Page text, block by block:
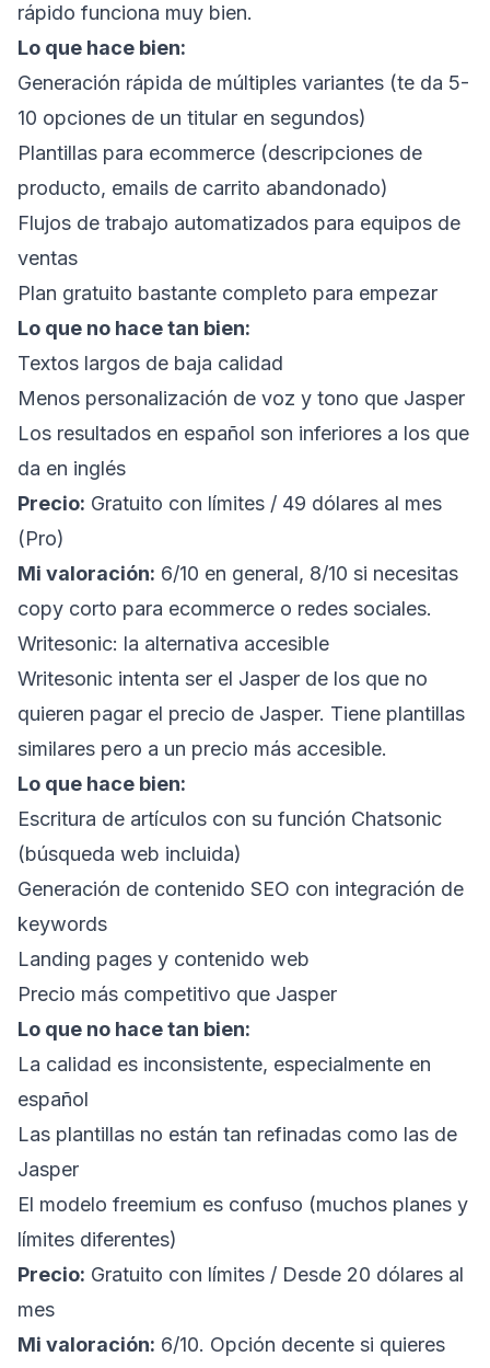
rápido funciona muy bien.
Lo que hace bien:
Generación rápida de múltiples variantes (te da 5-
10 opciones de un titular en segundos)
Plantillas para ecommerce (descripciones de
producto, emails de carrito abandonado)
Flujos de trabajo automatizados para equipos de
ventas
Plan gratuito bastante completo para empezar
Lo que no hace tan bien:
Textos largos de baja calidad
Menos personalización de voz y tono que Jasper
Los resultados en español son inferiores a los que
da en inglés
Precio: Gratuito con límites / 49 dólares al mes
(Pro)
Mi valoración: 6/10 en general, 8/10 si necesitas
copy corto para ecommerce o redes sociales.
Writesonic: la alternativa accesible
Writesonic intenta ser el Jasper de los que no
quieren pagar el precio de Jasper. Tiene plantillas
similares pero a un precio más accesible.
Lo que hace bien:
Escritura de artículos con su función Chatsonic
(búsqueda web incluida)
Generación de contenido SEO con integración de
keywords
Landing pages y contenido web
Precio más competitivo que Jasper
Lo que no hace tan bien:
La calidad es inconsistente, especialmente en
español
Las plantillas no están tan refinadas como las de
Jasper
El modelo freemium es confuso (muchos planes y
límites diferentes)
Precio: Gratuito con límites / Desde 20 dólares al
mes
Mi valoración: 6/10. Opción decente si quieres